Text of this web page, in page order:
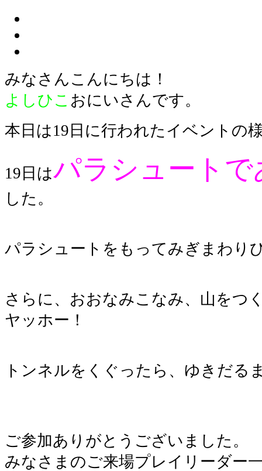
みなさんこんにちは！
よしひこ おにいさんです。
本日は19日に行われたイベントの
19日はパラシュートで
した。
パラシュートをもってみぎまわり
さらに、おおなみこなみ、山をつ
ヤッホー！
トンネルをくぐったら、ゆきだる
ご参加ありがとうございました。
みなさまのご来場プレイリーダー